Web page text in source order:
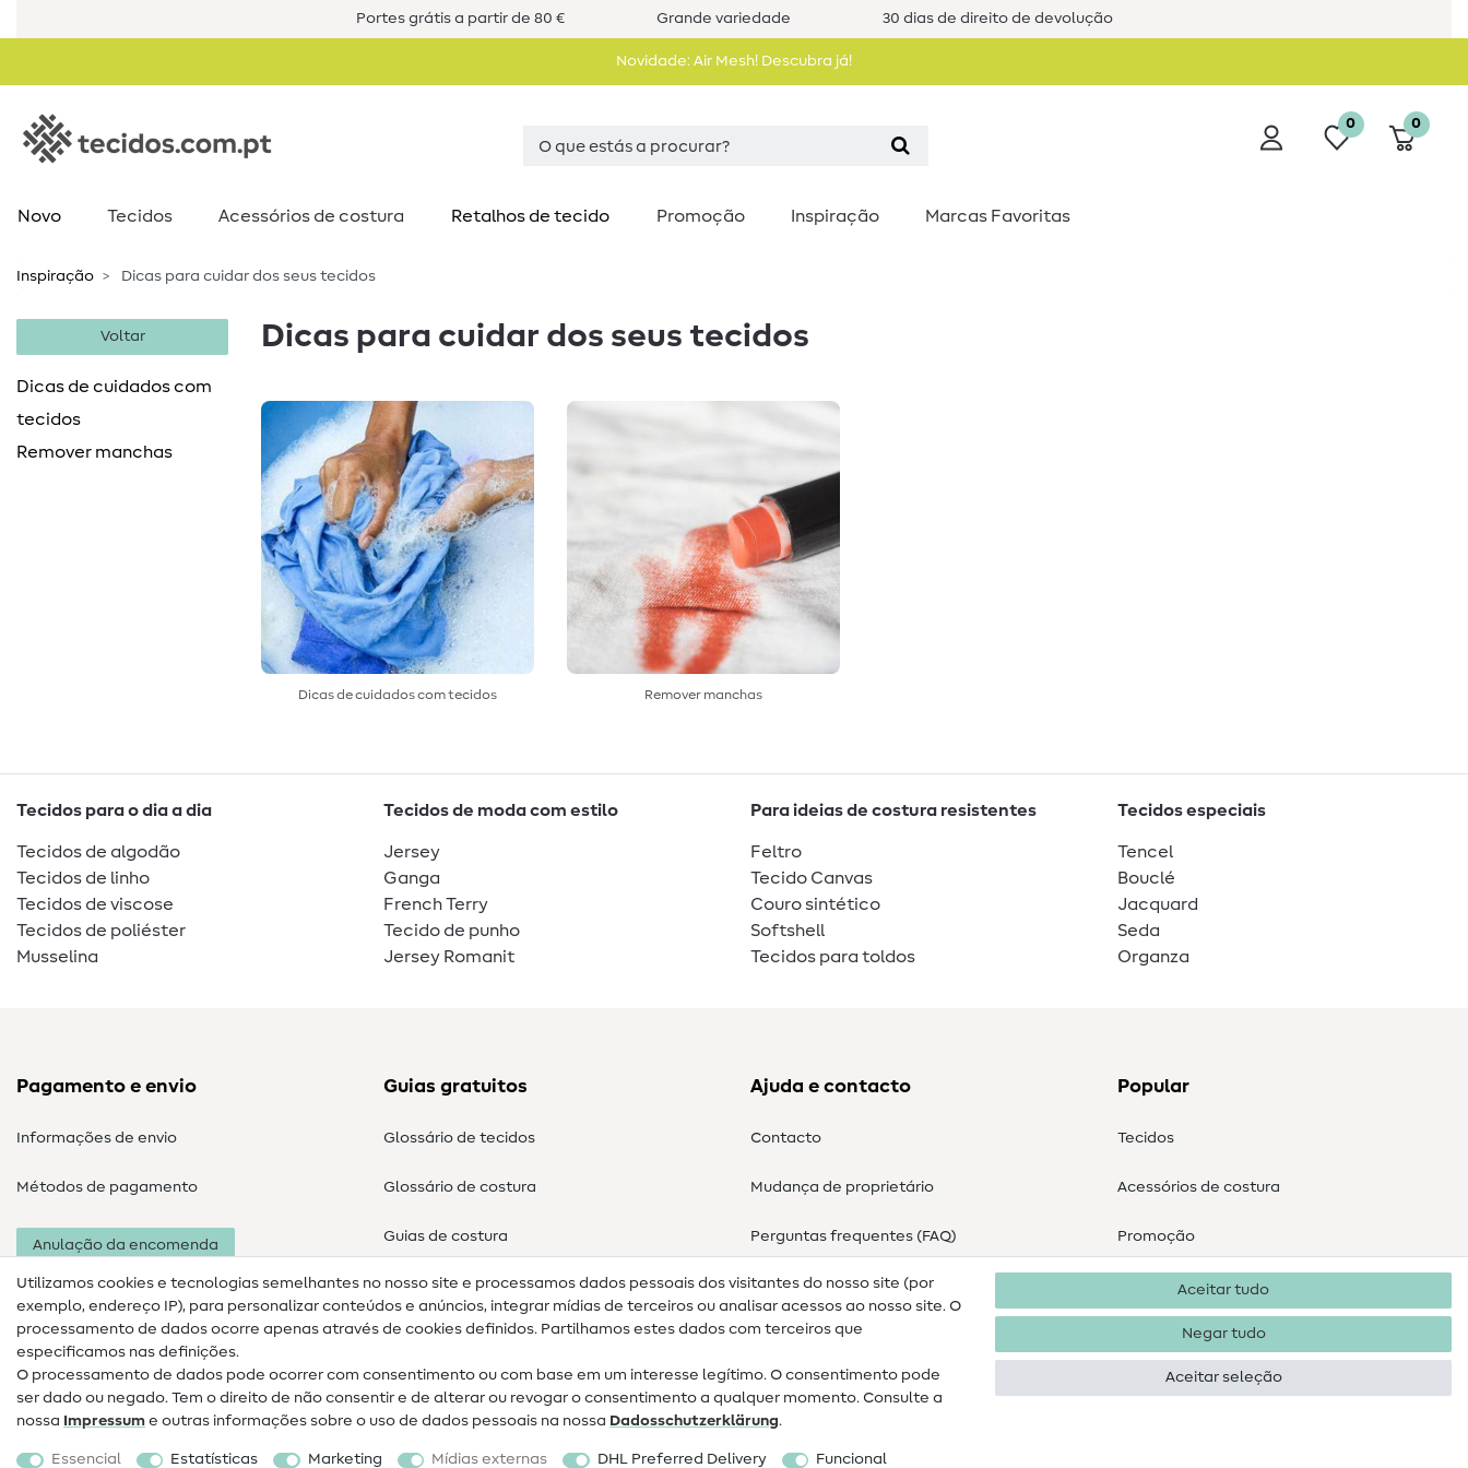
Portes grátis a partir de 80 € Grande variedade 30 dias de direito de devolução
Novidade: Air Mesh! Descubra já!
0 0
Novo Tecidos Acessórios de costura​ Retalhos de tecido Promoção Inspiração Marcas Favoritas
Inspiração Dicas para cuidar dos seus tecidos
Voltar
Dicas de cuidados com
tecidos
Remover manchas
Dicas para cuidar dos seus tecidos
Dicas de cuidados com tecidos Remover manchas
Tecidos para o dia a dia
Tecidos de algodão
Tecidos de linho
Tecidos de viscose
Tecidos de poliéster
Musselina
Tecidos de moda com estilo
Jersey
Ganga
French Terry
Tecido de punho
Jersey Romanit
Para ideias de costura resistentes
Feltro
Tecido Canvas
Couro sintético
Softshell
Tecidos para toldos
Tecidos especiais
Tencel
Bouclé
Jacquard
Seda
Organza
Pagamento e envio
Informações de envio
Métodos de pagamento
Anulação da encomenda
Guias gratuitos
Glossário de tecidos
Glossário de costura
Guias de costura
Ajuda e contacto
Contacto
Mudança de proprietário
Perguntas frequentes (FAQ)
Direito de cancelamento
Popular
Tecidos
Acessórios de costura
Promoção
Utilizamos cookies e tecnologias semelhantes no nosso site e processamos dados pessoais dos visitantes do nosso site (por
exemplo, endereço IP), para personalizar conteúdos e anúncios, integrar mídias de terceiros ou analisar acessos ao nosso site. O
processamento de dados ocorre apenas através de cookies definidos. Partilhamos estes dados com terceiros que
especificamos nas definições.
O processamento de dados pode ocorrer com consentimento ou com base em um interesse legítimo. O consentimento pode
ser dado ou negado. Tem o direito de não consentir e de alterar ou revogar o consentimento a qualquer momento. Consulte a
nossa Impressum e outras informações sobre o uso de dados pessoais na nossa Dados­schutz­erklärung.
Essencial Estatísticas Marketing Mídias externas DHL Preferred Delivery Funcional
Aceitar tudo
Negar tudo
Aceitar seleção
Informações legais Proteção de dados
Termos e